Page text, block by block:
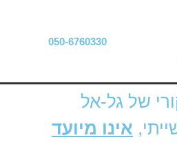
050-6760330
של גל-אל
אינו מיועד